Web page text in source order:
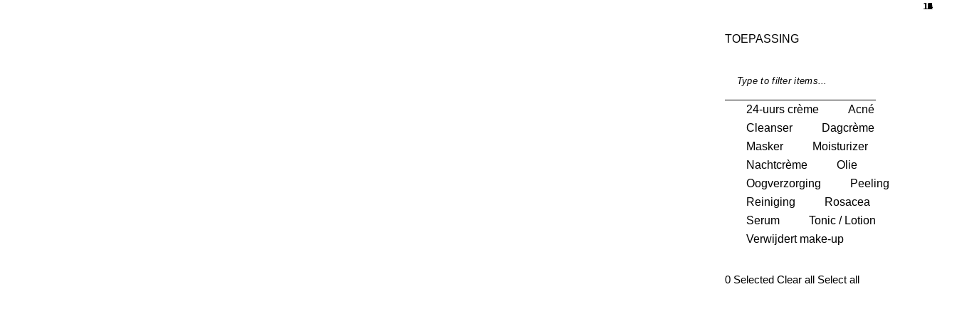
8
8
2
11
4
4
3
4
TOEPASSING
24-uurs crème
4
Acné
8
Cleanser
3
Dagcrème
4
Masker
2
Moisturizer
1
Nachtcrème
4
Olie
1
Oogverzorging
1
Peeling
2
Reiniging
4
Rosacea
2
Serum
1
Tonic / Lotion
3
Verwijdert make-up
1
0 Selected Clear all Select all
1
4
1
2
5
5
5
10
7
4
2
2
9